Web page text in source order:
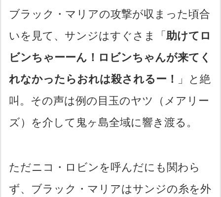
ブラック・マリアの攻撃が収まった頃合
いを見て、サンジはすぐさま「助けてロ
ビンちゃーーん！ロビンちゃんが来てく
れなかったらおれは殺されるー！
」と絶
叫。その声は例の目玉のヤツ（メアリー
ズ）を介して鬼ヶ島全域に響き渡る。
ただニコ・ロビンを呼んだにも関わら
ず、ブラック・マリアはサンジの糸を外